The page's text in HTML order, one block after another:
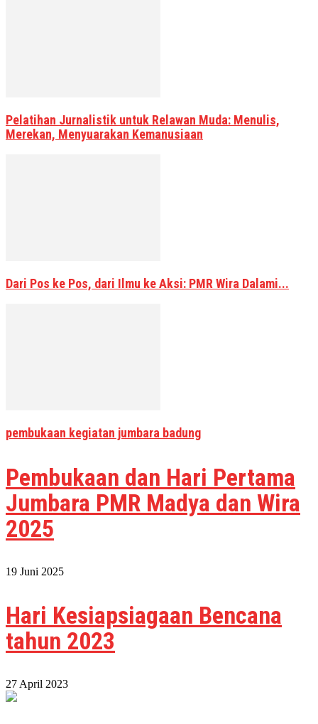
Pelatihan Jurnalistik untuk Relawan Muda: Menulis,
Merekan, Menyuarakan Kemanusiaan
Dari Pos ke Pos, dari Ilmu ke Aksi: PMR Wira Dalami...
pembukaan kegiatan jumbara badung
Pembukaan dan Hari Pertama
Jumbara PMR Madya dan Wira
2025
19 Juni 2025
Hari Kesiapsiagaan Bencana
tahun 2023
27 April 2023